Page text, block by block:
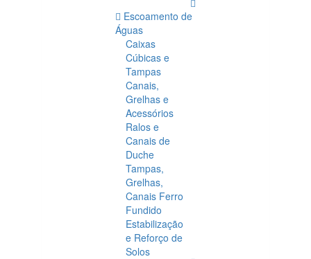
Escoamento de
Águas
Caixas
Cúbicas e
Tampas
Canais,
Grelhas e
Acessórios
Ralos e
Canais de
Duche
Tampas,
Grelhas,
Canais Ferro
Fundido
Estabilização
e Reforço de
Solos